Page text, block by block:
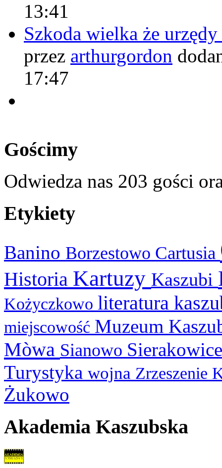
13:41
Szkoda wielka że
przez arthurgordon
17:47
Gościmy
Odwiedza nas 203 gości
Etykiety
Banino Borzestowo Cartusia
Historia Kartuzy Kaszubi
Kożyczkowo literatura
miejscowość Muzeum
Mòwa Sianowo
Turystyka wojna Zrzeszenie
Żukowo
Akademia Kaszubska